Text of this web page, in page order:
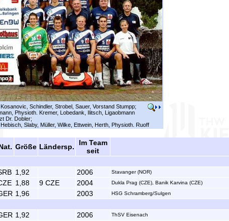
Schindler, Strobel, Sauer, Vorstand Stumpp;
Physioth. Kremer, Lobedank, Ilitsch, Ligaobmann
Dr. Dobler;
Slaby, Müller, Wilke, Ettwein, Herth, Physioth. Ruoff
Größe Ländersp.
Im Team
seit
1,92 2006 Stavanger (NOR)
1,88 9 CZE 2004 Dukla Prag (CZE), Banik Karvina (CZE)
1,96 2003 HSG Schramberg/Sulgen
1,92 2006 ThSV Eisenach